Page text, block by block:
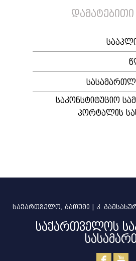
საკონსტიტუციო
პორტალის
საქართველო, ბათუმი | კ.
საქართველოს